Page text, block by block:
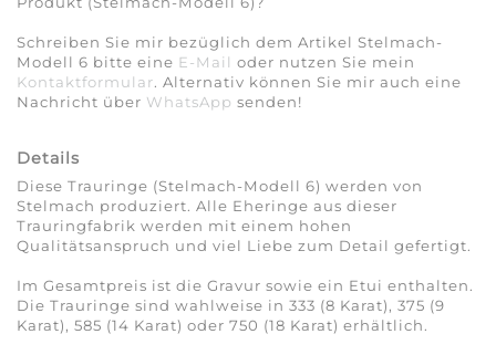
Schreiben Sie mir bezüglich dem Artikel Stelmach-
Modell 6 bitte eine E-Mail oder nutzen Sie mein
Kontaktformular. Alternativ können Sie mir auch eine
Nachricht über WhatsApp senden!
Details
Diese Trauringe (Stelmach-Modell 6) werden von
Stelmach produziert. Alle Eheringe aus dieser
Trauringfabrik werden mit einem hohen
Qualitätsanspruch und viel Liebe zum Detail gefertigt.
Im Gesamtpreis ist die Gravur sowie ein Etui enthalten.
Die Trauringe sind wahlweise in 333 (8 Karat), 375 (9
Karat), 585 (14 Karat) oder 750 (18 Karat) erhältlich.